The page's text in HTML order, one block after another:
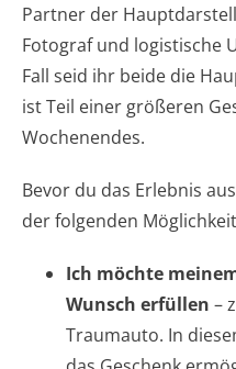
Partner der
Fotograf und logistische
Fall seid ihr beide die
ist Teil einer größeren
Wochenendes.
Bevor du das Erlebnis
der folgenden
Ich möchte
Wunsch erfüllen –
Traumauto. In